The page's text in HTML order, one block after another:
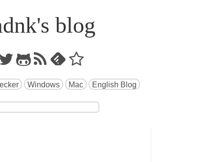
blog
Windows Mac English Blog